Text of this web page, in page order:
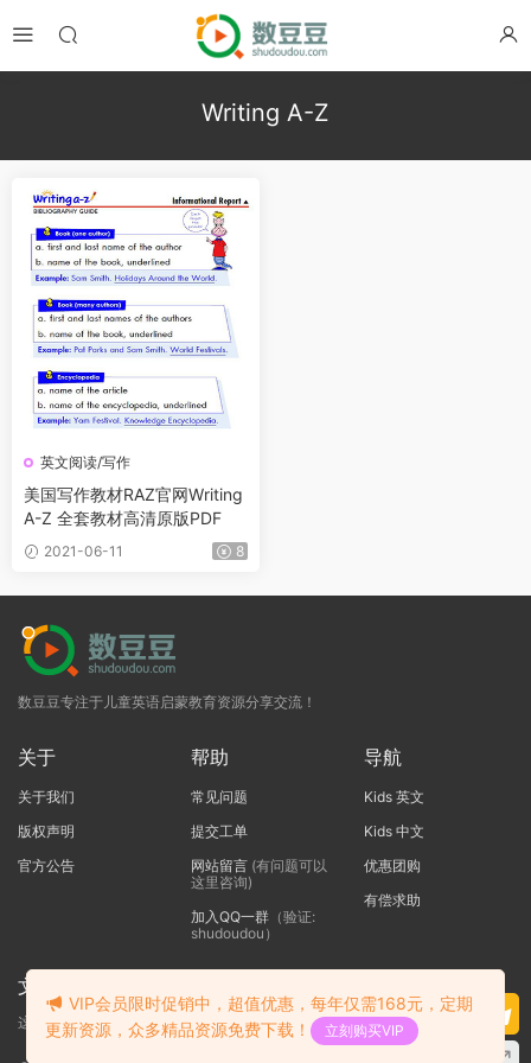
Writing A-Z
英文阅读/写作
美国写作教材RAZ官网Writing
A-Z 全套教材高清原版PDF
2021-06-11 8
数豆豆专注于儿童英语启蒙教育资源分享交流！
关于
关于我们
版权声明
官方公告
帮助
常见问题
提交工单
网站留言(有问题可以
这里咨询)
加入QQ一群（验证:
shudoudou）
导航
Kids 英文
Kids 中文
优惠团购
有偿求助
文本标题
这里输入代码
VIP会员限时促销中，超值优惠，每年仅需168元，定期
更新资源，众多精品资源免费下载！
立刻购买VIP